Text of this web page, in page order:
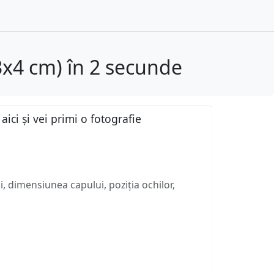
cm) în 2 secunde
și vei primi o fotografie
dimensiunea capului, poziția ochilor,